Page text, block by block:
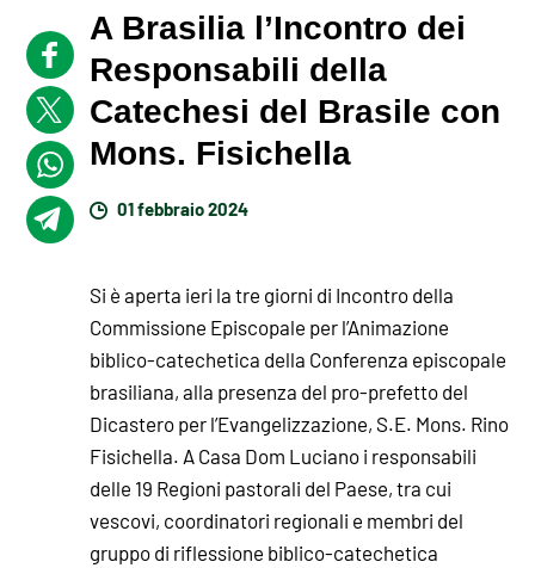
A Brasilia l’Incontro dei
Responsabili della
Catechesi del Brasile con
Mons. Fisichella
01 febbraio 2024
Si è aperta ieri la tre giorni di Incontro della
Commissione Episcopale per l’Animazione
biblico-catechetica della Conferenza episcopale
brasiliana, alla presenza del pro-prefetto del
Dicastero per l’Evangelizzazione, S.E. Mons. Rino
Fisichella. A Casa Dom Luciano i responsabili
delle 19 Regioni pastorali del Paese, tra cui
vescovi, coordinatori regionali e membri del
gruppo di riflessione biblico-catechetica